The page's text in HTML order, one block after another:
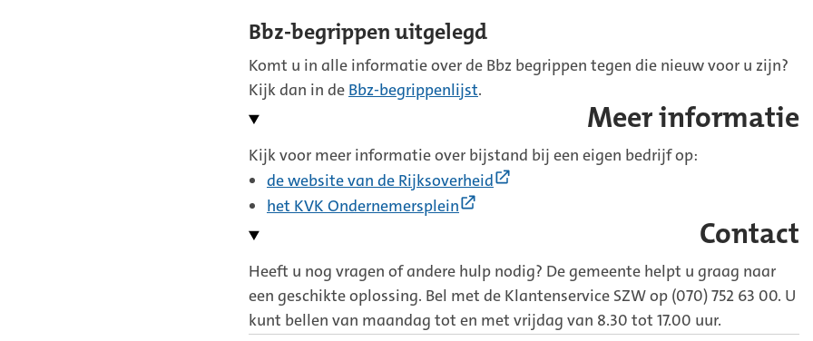
Bbz-begrippen uitgelegd
Komt u in alle informatie over de Bbz begrippen tegen die nieuw voor u zijn?
Kijk dan in de Bbz-begrippenlijst.
Meer informatie
Kijk voor meer informatie over bijstand bij een eigen bedrijf op:
de website van de Rijksoverheid
het KVK Ondernemersplein
Contact
Heeft u nog vragen of andere hulp nodig? De gemeente helpt u graag naar
een geschikte oplossing. Bel met de Klantenservice SZW op (070) 752 63 00. U
kunt bellen van maandag tot en met vrijdag van 8.30 tot 17.00 uur.